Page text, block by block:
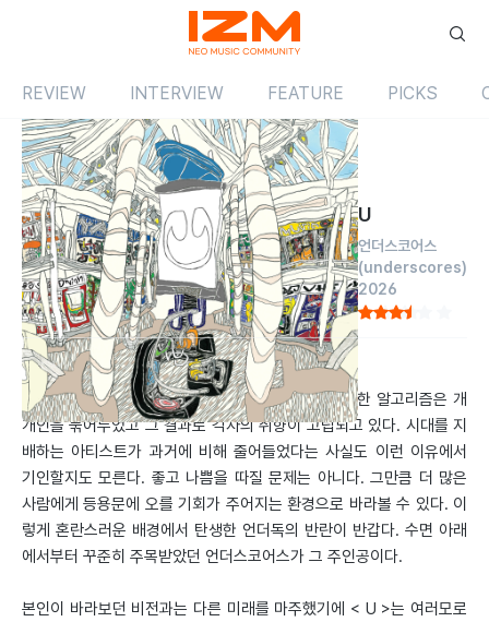
REVIEW INTERVIEW FEATURE PICKS
Review 앨범 해외
U
언더스코어스
(underscores)
2026
by 이재훈 2026.05.04
모두를 만족시키기란 쉽지 않은 일이다. 고도로 성장한 알고리즘은 개
개인을 묶어두었고 그 결과로 각자의 취향이 고립되고 있다. 시대를 지
배하는 아티스트가 과거에 비해 줄어들었다는 사실도 이런 이유에서
기인할지도 모른다. 좋고 나쁨을 따질 문제는 아니다. 그만큼 더 많은
사람에게 등용문에 오를 기회가 주어지는 환경으로 바라볼 수 있다. 이
렇게 혼란스러운 배경에서 탄생한 언더독의 반란이 반갑다. 수면 아래
에서부터 꾸준히 주목받았던 언더스코어스가 그 주인공이다.
본인이 바라보던 비전과는 다른 미래를 마주했기에 < U >는 여러모로